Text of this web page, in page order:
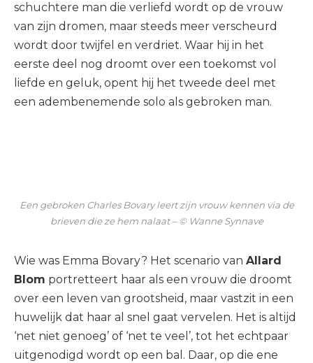
schuchtere man die verliefd wordt op de vrouw
van zijn dromen, maar steeds meer verscheurd
wordt door twijfel en verdriet. Waar hij in het
eerste deel nog droomt over een toekomst vol
liefde en geluk, opent hij het tweede deel met
een adembenemende solo als gebroken man.
Een gebroken Charles Bovary leert zijn vrouw kennen via de
brieven die ze hem nalaat – © Wanne Synnave
Wie was Emma Bovary? Het scenario van Allard
Blom portretteert haar als een vrouw die droomt
over een leven van grootsheid, maar vastzit in een
huwelijk dat haar al snel gaat vervelen. Het is altijd
‘net niet genoeg’ of ‘net te veel’, tot het echtpaar
uitgenodigd wordt op een bal. Daar, op die ene